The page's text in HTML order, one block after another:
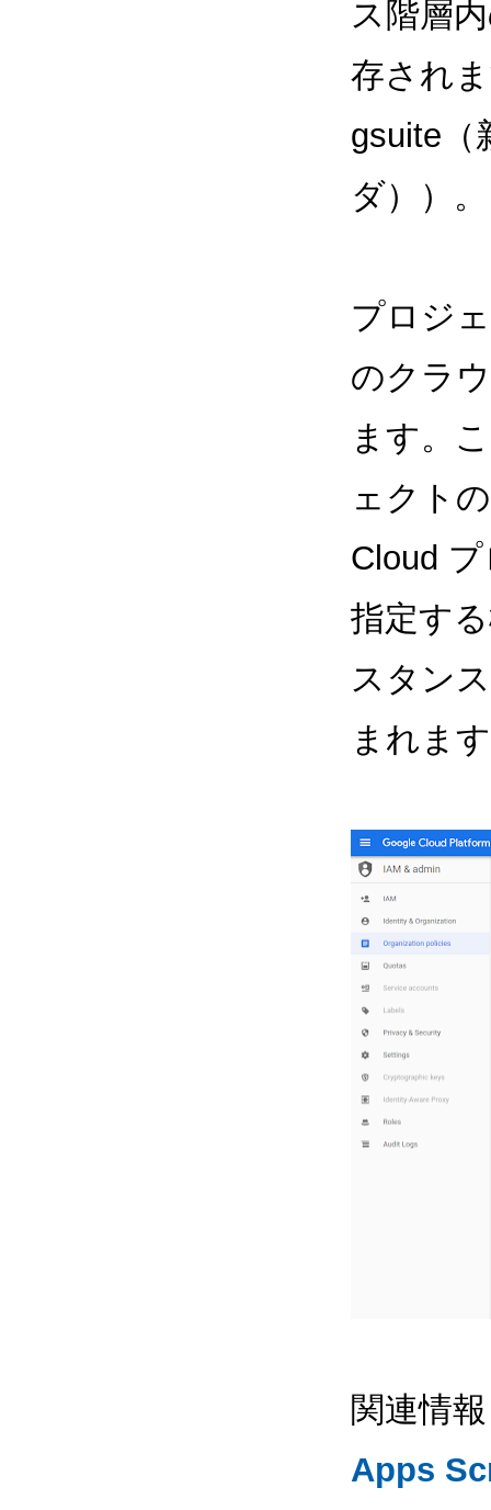
ス階層
存され
gsuite（
ダ））。
プロジ
のクラ
ます。
ェクト
Cloud
指定す
スタン
まれま
関連情報
Apps